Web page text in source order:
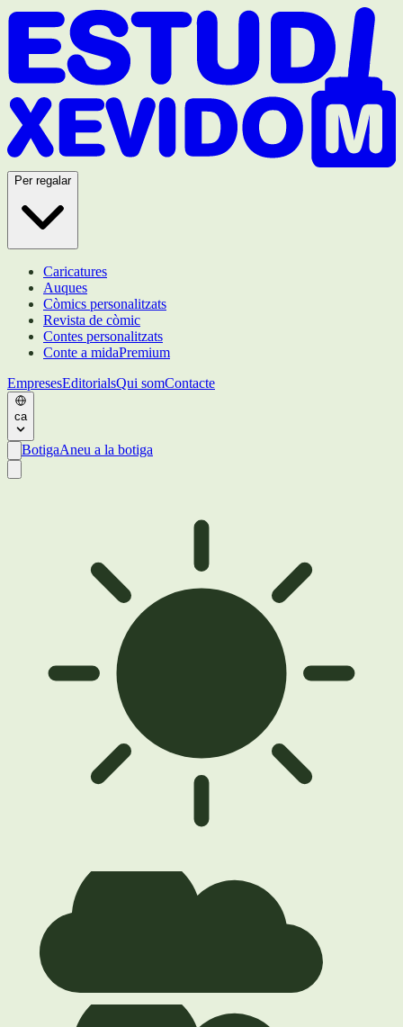
Per regalar
Caricatures
Auques
Còmics personalitzats
Revista de còmic
Contes personalitzats
Conte a midaPremium
EmpresesEditorialsQui somContacte
ca
BotigaAneu a la botiga